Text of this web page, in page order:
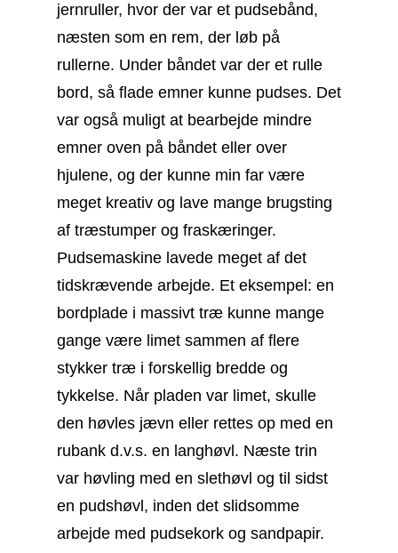
jernruller, hvor der var et pudsebånd,
næsten som en rem, der løb på
rullerne. Under båndet var der et rulle
bord, så flade emner kunne pudses. Det
var også muligt at bearbejde mindre
emner oven på båndet eller over
hjulene, og der kunne min far være
meget kreativ og lave mange brugsting
af træstumper og fraskæringer.
Pudsemaskine lavede meget af det
tidskrævende arbejde. Et eksempel: en
bordplade i massivt træ kunne mange
gange være limet sammen af flere
stykker træ i forskellig bredde og
tykkelse. Når pladen var limet, skulle
den høvles jævn eller rettes op med en
rubank d.v.s. en langhøvl. Næste trin
var høvling med en slethøvl og til sidst
en pudshøvl, inden det slidsomme
arbejde med pudsekork og sandpapir.